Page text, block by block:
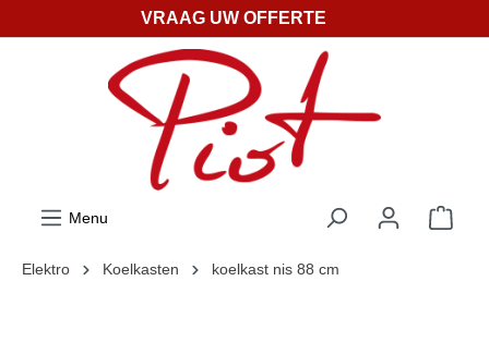
VRAAG UW OFFERTE
Menu
Elektro Koelkasten koelkast nis 88 cm